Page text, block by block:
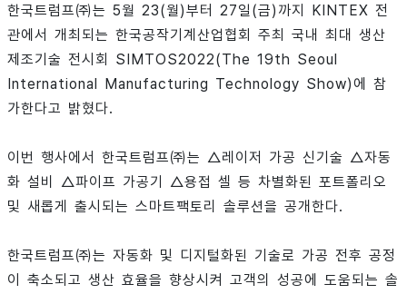
한국트럼프㈜는 5월 23(월)부터 27일(금)까지 KINTEX 전
관에서 개최되는 한국공작기계산업협회 주최 국내 최대 생산
제조기술 전시회 SIMTOS2022(The 19th Seoul
International Manufacturing Technology Show)에 참
가한다고 밝혔다.
이번 행사에서 한국트럼프㈜는 △레이저 가공 신기술 △자동
화 설비 △파이프 가공기 △용접 셀 등 차별화된 포트폴리오
및 새롭게 출시되는 스마트팩토리 솔루션을 공개한다.
한국트럼프㈜는 자동화 및 디지털화된 기술로 가공 전후 공정
이 축소되고 생산 효율을 향상시켜 고객의 성공에 도움되는 솔